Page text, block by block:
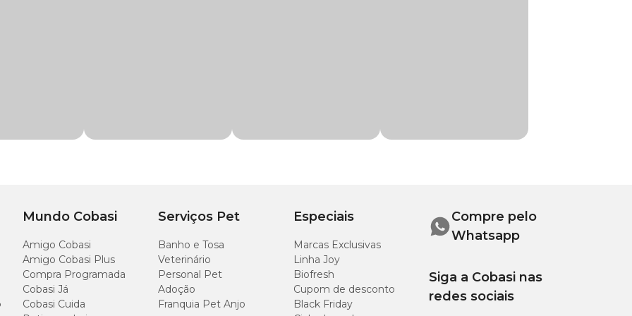
Mundo Cobasi
Amigo Cobasi
Amigo Cobasi Plus
Compra Programada
Cobasi Já
Cobasi Cuida
Serviços Pet
Banho e Tosa
Veterinário
Personal Pet
Adoção
Franquia Pet Anjo
Especiais
Marcas Exclusivas
Linha Joy
Biofresh
Cupom de desconto
Black Friday
Compre pelo
Whatsapp
Siga a Cobasi nas
redes sociais